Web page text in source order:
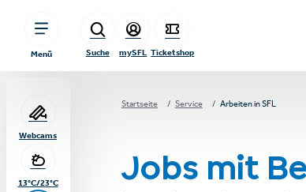
Menü Suche mySFL Ticketshop
Webcams
13°C/23°C
Startseite Service Arbeiten in SFL
Jobs mit